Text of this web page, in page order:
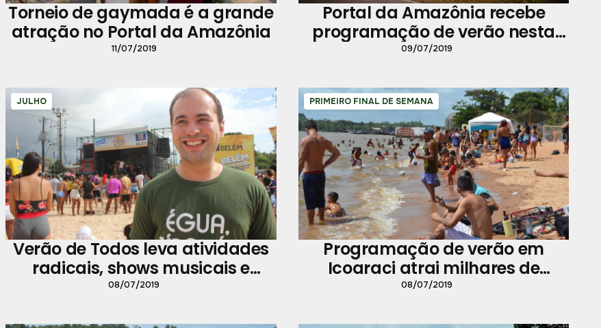
Torneio de gaymada é a grande
atração no Portal da Amazônia
11/07/2019
Portal da Amazônia recebe
programação de verão nesta
quarta-feira
09/07/2019
JULHO
Verão de Todos leva atividades
radicais, shows musicais e
diversão a Outeiro
08/07/2019
PRIMEIRO FINAL DE SEMANA
Programação de verão em
Icoaraci atrai milhares de
pessoas
08/07/2019